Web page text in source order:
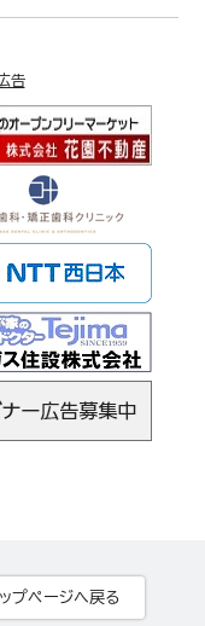
告
ップページへ戻る